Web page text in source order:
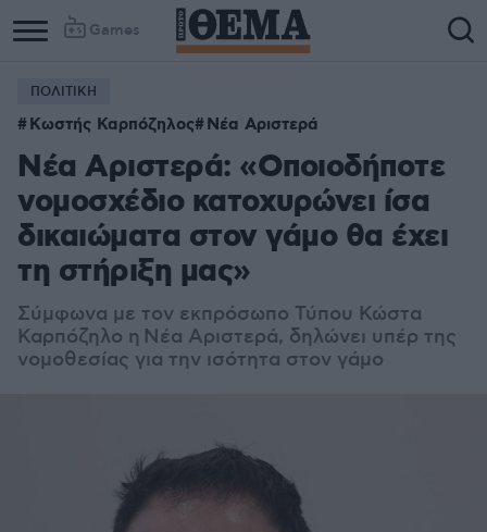
Games
ΠΟΛΙΤΙΚΗ
Κωστής Καρπόζηλος Νέα Αριστερά
Νέα Αριστερά: «Οποιοδήποτε
νομοσχέδιο κατοχυρώνει ίσα
δικαιώματα στον γάμο θα έχει
τη στήριξη μας»
Σύμφωνα με τον εκπρόσωπο Τύπου Κώστα
Καρπόζηλο η Νέα Αριστερά, δηλώνει υπέρ της
νομοθεσίας για την ισότητα στον γάμο